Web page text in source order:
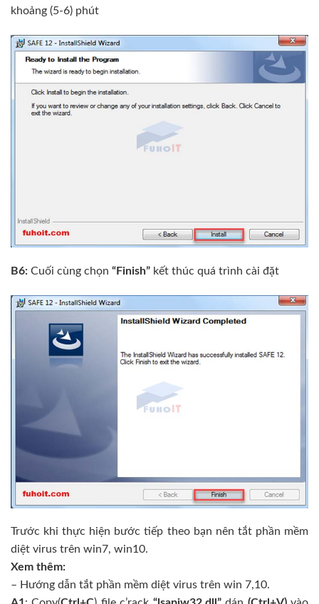
khoảng (5-6) phút
B6: Cuối cùng chọn “Finish” kết thúc quá trình cài đặt
Trước khi thực hiện bước tiếp theo bạn nên tắt phần mềm
diệt virus trên win7, win10.
Xem thêm:
– Hướng dẫn tắt phần mềm diệt virus trên win 7,10.